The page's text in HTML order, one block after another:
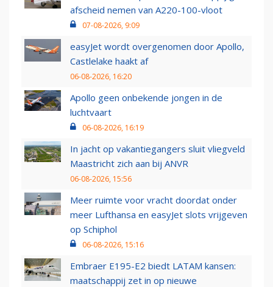
afscheid nemen van A220-100-vloot
07-08-2026, 9:09
easyJet wordt overgenomen door Apollo,
Castlelake haakt af
06-08-2026, 16:20
Apollo geen onbekende jongen in de
luchtvaart
06-08-2026, 16:19
In jacht op vakantiegangers sluit vliegveld
Maastricht zich aan bij ANVR
06-08-2026, 15:56
Meer ruimte voor vracht doordat onder
meer Lufthansa en easyJet slots vrijgeven
op Schiphol
06-08-2026, 15:16
Embraer E195-E2 biedt LATAM kansen:
maatschappij zet in op nieuwe